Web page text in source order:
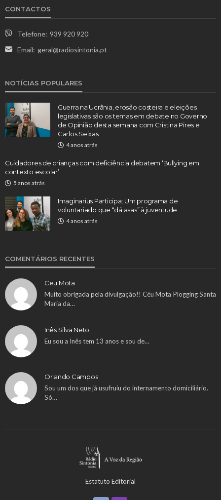
CONTACTOS
Telefone: 939 920 920
Email: geral@radiosintonia.pt
NOTÍCIAS POPULARES
Guerra na Ucrânia, erosão costeira e eleições
legislativas são os temas em debate no Governo
de Opinião desta semana com Cristina Pires e
Carlos Seixas
4 anos atrás
Cuidadores de crianças com deficiência debatem ‘Bullying em
contexto escolar’
5 anos atrás
Imaginarius Participa: Um programa de
voluntariado que “dá asas” à juventude
4 anos atrás
COMENTÁRIOS RECENTES
Ceu Mota
Muito obrigada pela divulgação!! Céu Mota Plogging Santa
Maria da…
Inês Silva Neto
Eu sou a Inês tem 13 anos e sou de…
Orlando Campos
Sou um dos que já usufruiu do internamento domiciliário.
Só…
Estatuto Editorial